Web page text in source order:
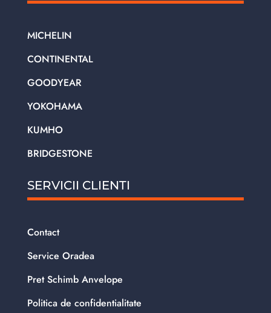
MICHELIN
CONTINENTAL
GOODYEAR
YOKOHAMA
KUMHO
BRIDGESTONE
SERVICII CLIENTI
Contact
Service Oradea
Pret Schimb Anvelope
Politica de confidentialitate